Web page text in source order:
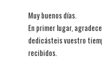
Muy buenos días.
En primer lugar,
dedicásteis vuestro
recibidos.